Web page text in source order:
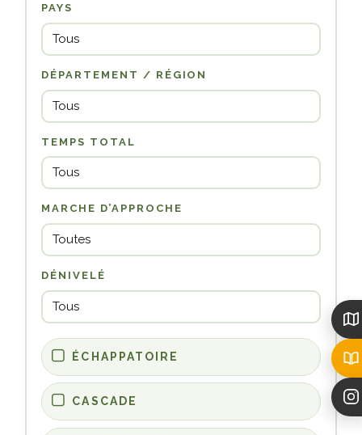
PAYS
DÉPARTEMENT / RÉGION
TEMPS TOTAL
MARCHE D’APPROCHE
DÉNIVELÉ
ÉCHAPPATOIRE
CASCADE